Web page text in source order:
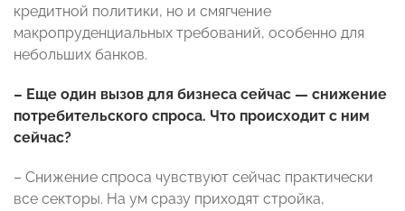
кредитной политики, но и смягчение
макропруденциальных требований, особенно для
небольших банков.
– Еще один вызов для бизнеса сейчас — снижение
потребительского спроса. Что происходит с ним
сейчас?
– Снижение спроса чувствуют сейчас практически
все секторы. На ум сразу приходят стройка,